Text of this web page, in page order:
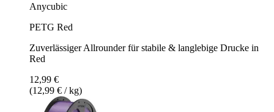
Anycubic
PETG Red
Zuverlässiger Allrounder für stabile & langlebige Drucke in
Red
12,99 €
(12,99 € / kg)